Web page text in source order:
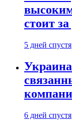
стоит
5 дней спустя
6 дней спустя